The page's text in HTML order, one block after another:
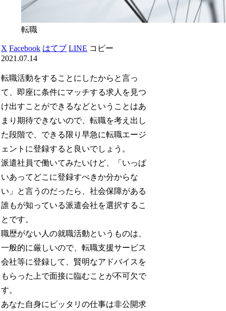
転職
X Facebook はてブ LINE コピー
2021.07.14
転職活動をすることにしたからと言っ
て、即座に条件にマッチする求人を見つ
け出すことができるなどということはあ
まり期待できないので、転職を考え出し
た段階で、できる限り早急に転職エージ
ェントに登録すると良いでしょう。
派遣社員で働いてみたいけど、「いっぱ
いあってどこに登録すべきか分からな
い」と言うのだったら、社会保障がある
誰もが知っている派遣会社を選択するこ
とです。
職歴がない人の就職活動というものは、
一般的に厳しいので、転職支援サービス
会社等に登録して、賢明なアドバイスを
もらった上で面接に臨むことが不可欠で
す。
あなた自身にピッタリの仕事は非公開求